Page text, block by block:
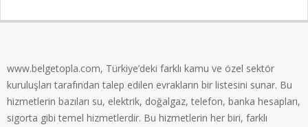
www.belgetopla.com, Türkiye’deki farklı kamu ve özel sektör
kuruluşları tarafından talep edilen evrakların bir listesini sunar. Bu
hizmetlerin bazıları su, elektrik, doğalgaz, telefon, banka hesapları,
sigorta gibi temel hizmetlerdir. Bu hizmetlerin her biri, farklı